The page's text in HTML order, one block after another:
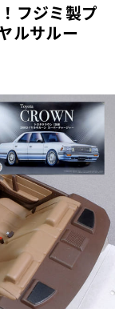
フジミ製プ
ルサルー